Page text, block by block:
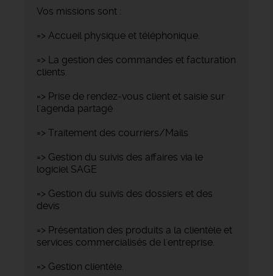
Vos missions sont :
=> Accueil physique et téléphonique.
=> La gestion des commandes et facturation
clients.
=> Prise de rendez-vous client et saisie sur
l'agenda partagé
=> Traitement des courriers/Mails
=> Gestion du suivis des affaires via le
logiciel SAGE
=> Gestion du suivis des dossiers et des
devis
=> Présentation des produits a la clientèle et
services commercialisés de l'entreprise.
=> Gestion clientèle.